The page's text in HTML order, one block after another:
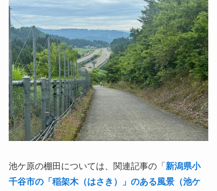
池ケ原の棚田については、関連記事の「 新潟県小
千谷市の「稲架木（はさき）」のある風景（池ケ